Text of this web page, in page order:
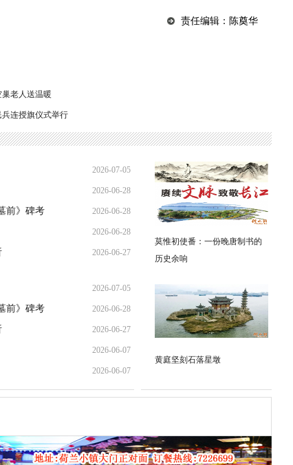
责任编辑：陈奠华
老人送温暖
连授旗仪式举行
2026-07-05
20:17:26
2026-06-28
21:31:36
前》碑考 2026-06-28
09:00:27
2026-06-28
08:53:00
2026-06-27
2026-07-05
20:17:26
前》碑考 2026-06-28
09:00:27
2026-06-27
23:33:35
2026-06-07
11:00:09
2026-06-07
09:45:12
莫惟初使番：一份晚唐制书的
历史余响
黄庭坚刻石落星墩